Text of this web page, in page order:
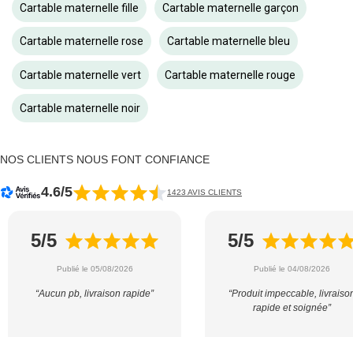
Cartable maternelle fille Cartable maternelle garçon
Cartable maternelle rose Cartable maternelle bleu
Cartable maternelle vert Cartable maternelle rouge
Cartable maternelle noir
NOS CLIENTS NOUS FONT CONFIANCE
4.6/5 1423 AVIS CLIENTS
5/5
Publié le 05/08/2026
“Aucun pb, livraison rapide”
5/5
Publié le 04/08/2026
“Produit impeccable,
rapide et soignée”